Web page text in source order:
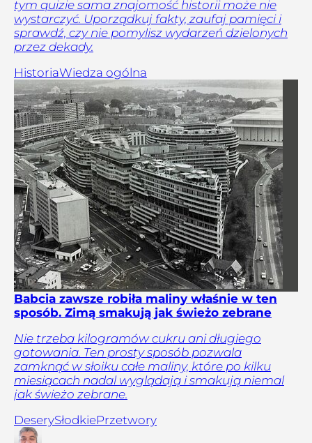
tym quizie sama znajomość historii może nie
wystarczyć. Uporządkuj fakty, zaufaj pamięci i
sprawdź, czy nie pomylisz wydarzeń dzielonych
przez dekady.
HistoriaWiedza ogólna
Babcia zawsze robiła maliny właśnie w ten
sposób. Zimą smakują jak świeżo zebrane
Nie trzeba kilogramów cukru ani długiego
gotowania. Ten prosty sposób pozwala
zamknąć w słoiku całe maliny, które po kilku
miesiącach nadal wyglądają i smakują niemal
jak świeżo zebrane.
DeserySłodkiePrzetwory